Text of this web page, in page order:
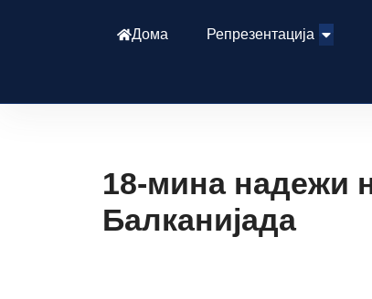
Дома Репрезентација
18-мина надежи
Балканијада